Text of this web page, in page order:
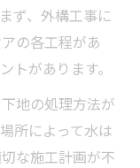
ず、外構工事に
の各工程があ
トがあります。
地の処理方法が
所によって水は
な施工計画が不